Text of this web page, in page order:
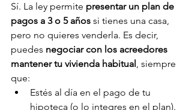
Sí. La ley permite presentar un plan de
pagos a 3 o 5 años si tienes una casa,
pero no quieres venderla. Es decir,
puedes negociar con los acreedores
mantener tu vivienda habitual, siempre
que:
Estés al día en el pago de tu
hipoteca (o lo integres en el plan).